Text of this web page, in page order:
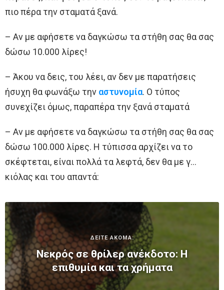
πιο πέρα την σταματά ξανά.
– Αν με αφήσετε να δαγκώσω τα στήθη σας θα σας
δώσω 10.000 λίρες!
– Άκου να δεις, του λέει, αν δεν με παρατήσεις
ήσυχη θα φωνάξω την αστυνομία. Ο τύπος
συνεχίζει όμως, παραπέρα την ξανά σταματά
– Αν με αφήσετε να δαγκώσω τα στήθη σας θα σας
δώσω 100.000 λίρες. Η τύπισσα αρχίζει να το
σκέφτεται, είναι πολλά τα λεφτά, δεν θα με γ…
κιόλας και του απαντά:
ΔΕΙΤΕ ΑΚΟΜΑ:
Νεκρός σε θρίλερ ανέκδοτο: Η
επιθυμία και τα χρήματα